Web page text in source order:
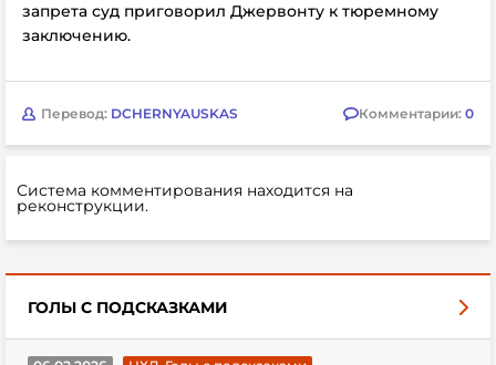
запрета суд приговорил Джервонту к тюремному
заключению.
Перевод: DCHERNYAUSKAS Комментарии: 0
Система комментирования находится на
реконструкции.
ГОЛЫ С ПОДСКАЗКАМИ